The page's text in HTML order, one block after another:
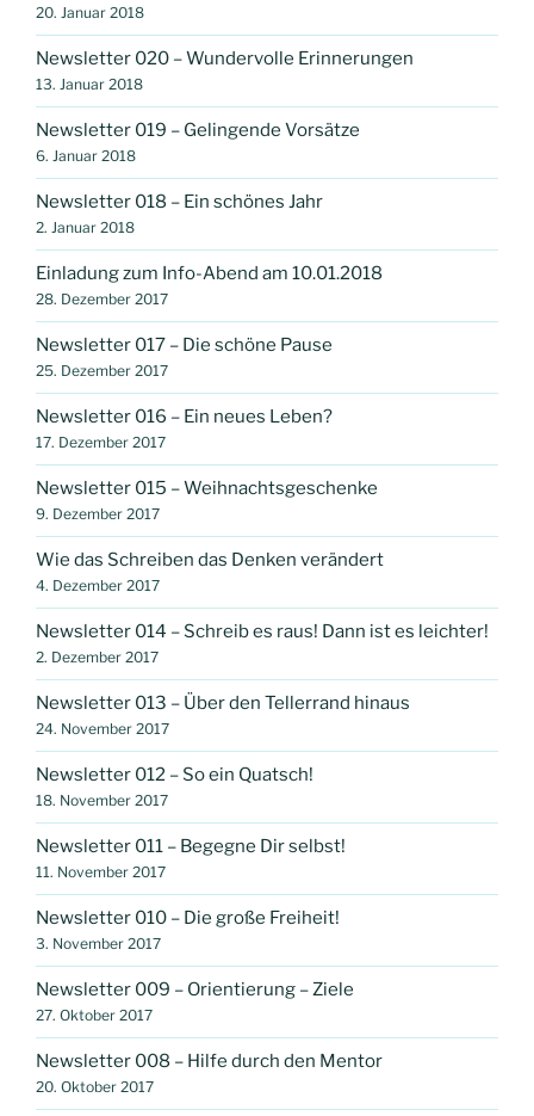
20. Januar 2018
Newsletter 020 – Wundervolle Erinnerungen
13. Januar 2018
Newsletter 019 – Gelingende Vorsätze
6. Januar 2018
Newsletter 018 – Ein schönes Jahr
2. Januar 2018
Einladung zum Info-Abend am 10.01.2018
28. Dezember 2017
Newsletter 017 – Die schöne Pause
25. Dezember 2017
Newsletter 016 – Ein neues Leben?
17. Dezember 2017
Newsletter 015 – Weihnachtsgeschenke
9. Dezember 2017
Wie das Schreiben das Denken verändert
4. Dezember 2017
Newsletter 014 – Schreib es raus! Dann ist es leichter!
2. Dezember 2017
Newsletter 013 – Über den Tellerrand hinaus
24. November 2017
Newsletter 012 – So ein Quatsch!
18. November 2017
Newsletter 011 – Begegne Dir selbst!
11. November 2017
Newsletter 010 – Die große Freiheit!
3. November 2017
Newsletter 009 – Orientierung – Ziele
27. Oktober 2017
Newsletter 008 – Hilfe durch den Mentor
20. Oktober 2017